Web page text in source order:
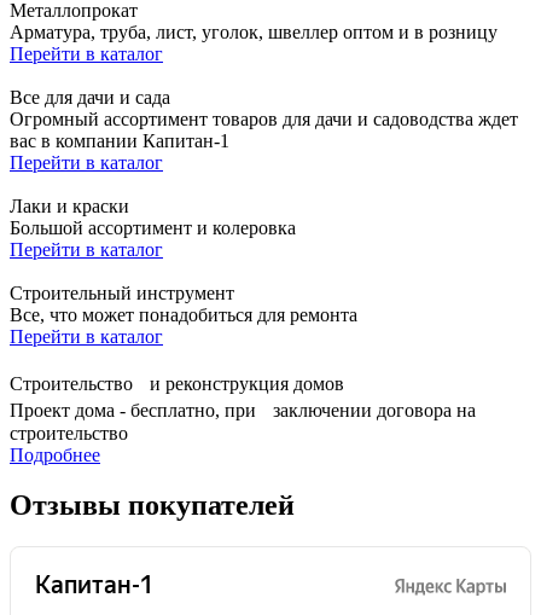
Металлопрокат
Арматура, труба, лист, уголок, швеллер оптом и в розницу
Перейти в каталог
Все для дачи и сада
Огромный ассортимент товаров для дачи и садоводства ждет
вас в компании Капитан-1
Перейти в каталог
Лаки и краски
Большой ассортимент и колеровка
Перейти в каталог
Строительный инструмент
Все, что может понадобиться для ремонта
Перейти в каталог
Строительство и реконструкция домов
Проект дома - бесплатно, при заключении договора на
строительство
Подробнее
Отзывы покупателей